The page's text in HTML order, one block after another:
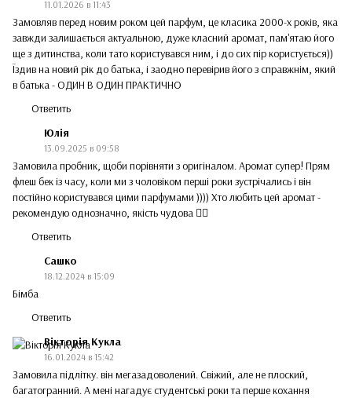
11.01.2026 в 11:43
Замовляв перед новим роком цей парфум, це класика 2000-х років, яка
завжди залишається актуальною, дуже класний аромат, пам'ятаю його
ще з дитинства, коли тато користувався ним, і до сих пір користується))
Їздив на новий рік до батька, і заодно перевірив його з справжнім, який
в батька - ОДИН В ОДИН ПРАКТИЧНО
Ответить
Юлія
13.09.2025 в 09:58
Замовила пробник, щоби порівняти з оригіналом. Аромат супер! Прям
флеш бек із часу, коли ми з чоловіком перші роки зустрічались і він
постійно користувався цими парфумами )))) Хто любить цей аромат -
рекомендую однозначно, якість чудова 👍🏻
Ответить
Сашко
18.12.2024 в 15:09
Бімба
Ответить
Вікторія Кукла
16.01.2024 в 15:42
Замовила підлітку. він мегазадоволений. Свіжий, але не плоский,
багатогранний. А мені нагадує студентські роки та перше кохання